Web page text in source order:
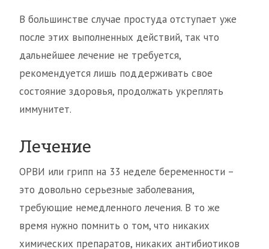
В большинстве случае простуда отступает уже
после этих выполненных действий, так что
дальнейшее лечение не требуется,
рекомендуется лишь поддерживать свое
состояние здоровья, продолжать укреплять
иммунитет.
Лечение
ОРВИ или грипп на 33 неделе беременности –
это довольно серьезные заболевания,
требующие немедленного лечения. В то же
время нужно помнить о том, что никаких
химических препаратов, никаких антибиотиков